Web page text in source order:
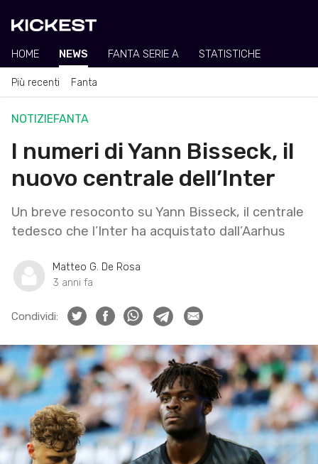
HOME NEWS FANTA SERIE A STATISTICHE
Più recenti Fanta
NOTIZIEFANTA
I numeri di Yann Bisseck, il
nuovo centrale dell’Inter
Un breve resoconto su Yann Bisseck, il centrale
tedesco che l’Inter ha acquistato dall’Aarhus
Matteo G. De Rosa
3 anni fa
Condividi: